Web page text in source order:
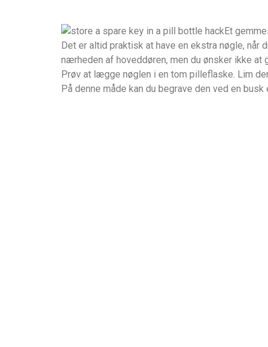
Et
Det er altid praktisk at have en ekstra nøgle,
nærheden af hoveddøren, men du ønsker ikke
Prøv at lægge nøglen i en tom pilleflaske. Lim
På denne måde kan du begrave den ved en